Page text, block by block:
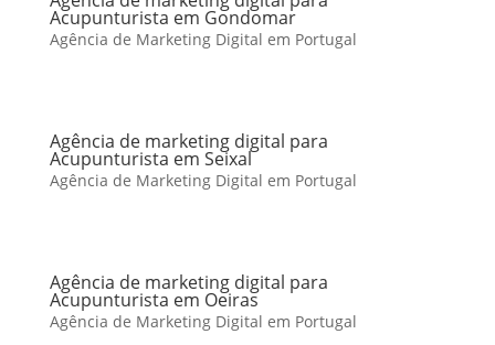
Acupunturista em Gondomar
Agência de Marketing Digital em Portugal
Agência de marketing digital para
Acupunturista em Seixal
Agência de Marketing Digital em Portugal
Agência de marketing digital para
Acupunturista em Oeiras
Agência de Marketing Digital em Portugal